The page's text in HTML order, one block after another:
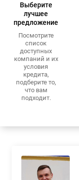
Выберите
лучшее
предложение
Посмотрите
список
доступных
компаний и их
условия
кредита,
подберите то,
что вам
подходит.